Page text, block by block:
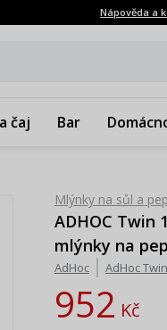
Nápověda a
čaj Bar
Mlýnky na sůl a
ADHOC Twin
mlýnky na
AdHoc AdHoc Twin
952Kč